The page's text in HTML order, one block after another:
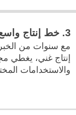
3. خط إنتاج واسع النطاق
مع سنوات من
إنتاج غني، يغطي
والاستخدامات